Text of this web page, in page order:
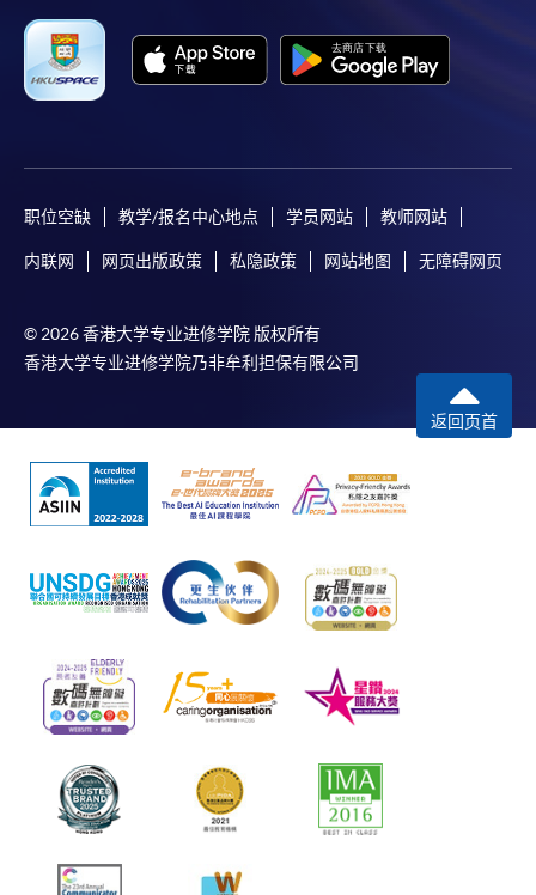
职位空缺 教学/报名中心地点 学员网站 教师网站
内联网 网页出版政策 私隐政策 网站地图 无障碍网页
© 2026 香港大学专业进修学院 版权所有
香港大学专业进修学院乃非牟利担保有限公司
返回页首